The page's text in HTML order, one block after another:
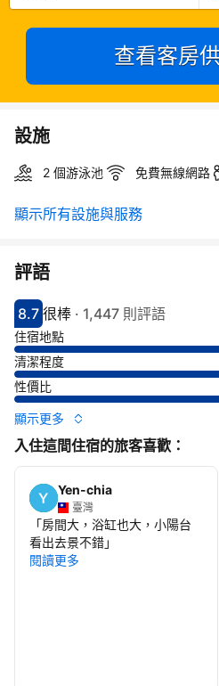
查看客房
設施
2 個游泳池 免費無線網路
顯示所有設施與服務
評語
分數8.7分
8.7
評比很棒
很棒 · 1,447 則評語
住宿地點
清潔程度
性價比
顯示更多
入住這間住宿的旅客喜歡：
Yen-chia
臺灣
「房間大，浴缸也大，小陽台
看出去景不錯」
閱讀更多